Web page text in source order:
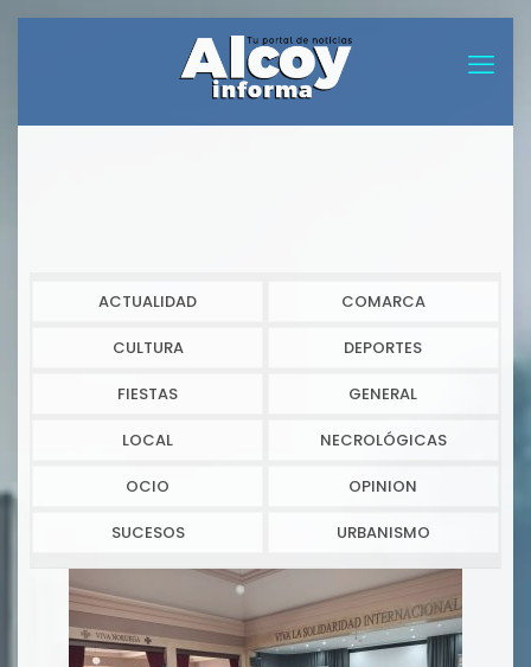
ACTUALIDAD COMARCA
CULTURA DEPORTES
FIESTAS GENERAL
LOCAL NECROLÓGICAS
OCIO OPINION
SUCESOS URBANISMO